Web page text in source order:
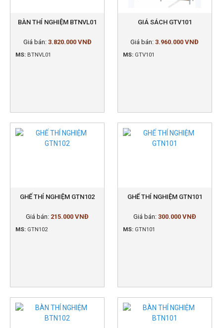
BÀN THÍ NGHIỆM BTNVL01
Giá bán: 3.820.000 VNĐ
MS: BTNVL01
GIÁ SÁCH GTV101
Giá bán:3.960.000 VNĐ
MS:GTV101
GHẾ THÍ NGHIỆM GTN102
Giá bán: 215.000 VNĐ
MS: GTN102
GHẾ THÍ NGHIỆM GTN101
Giá bán: 300.000 VNĐ
MS:GTN101